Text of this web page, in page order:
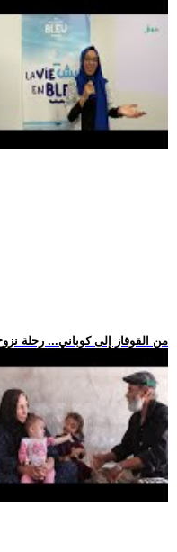
.. من القوقاز إلى كوباني... رحلة